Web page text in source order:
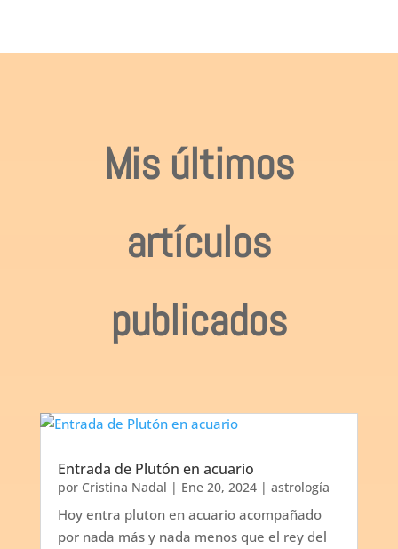
Mis últimos
artículos
publicados
Entrada de Plutón en acuario
por Cristina Nadal | Ene 20, 2024| astrología
Hoy entra pluton en acuario acompañado
por nada más y nada menos que el rey del